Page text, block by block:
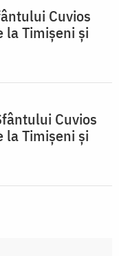
Cuvios
la Timișeni și
Cuvios
la Timișeni și